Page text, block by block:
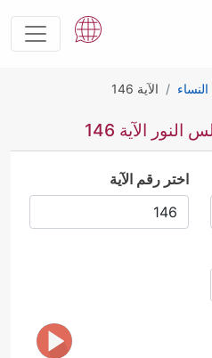
النساء الآية 146
الآية 146
اختر رقم الآية